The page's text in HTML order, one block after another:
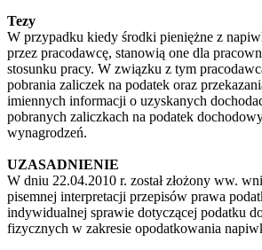
Tezy
W przypadku kiedy środki pieniężne z
przez pracodawcę, stanowią one dla
stosunku pracy. W związku z tym
pobrania zaliczek na podatek oraz
imiennych informacji o uzyskanych
pobranych zaliczkach na podatek
wynagrodzeń.
UZASADNIENIE
W dniu 22.04.2010 r. został złożony ww.
pisemnej interpretacji przepisów prawa
indywidualnej sprawie dotyczącej podatku
fizycznych w zakresie opodatkowania